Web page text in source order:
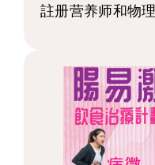
註册营养师和物